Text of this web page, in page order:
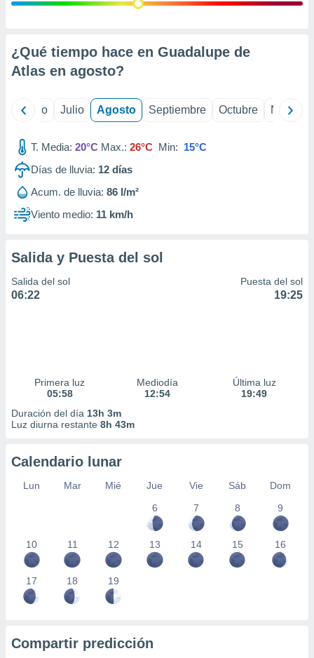
e
mediante
de
1199
¿Qué tiempo hace en Guadalupe de
Atlas en agosto?
Junio Julio Agosto Septiembre Octubre
T. Media: 20°C Max.: 26°C Min: 15°C
Días de lluvia: 12 días
Acum. de lluvia: 86 l/m²
Viento medio: 11 km/h
Salida y Puesta del sol
Salida del sol
06:22
Puesta del sol
19:25
Primera luz
05:58
Mediodía
12:54
Última luz
19:49
Duración del día 13h 3m
Luz diurna restante 8h 43m
Calendario lunar
Lun Mar Mié Jue Vie Sáb
Dom
6
7 8 9
10 11 12 13 14 15 16
17 18 19
Compartir predicción